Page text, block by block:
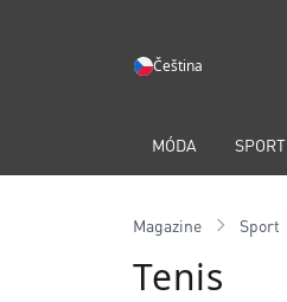
Čeština
MÓDA SPORT
Magazine Sport
Tenis